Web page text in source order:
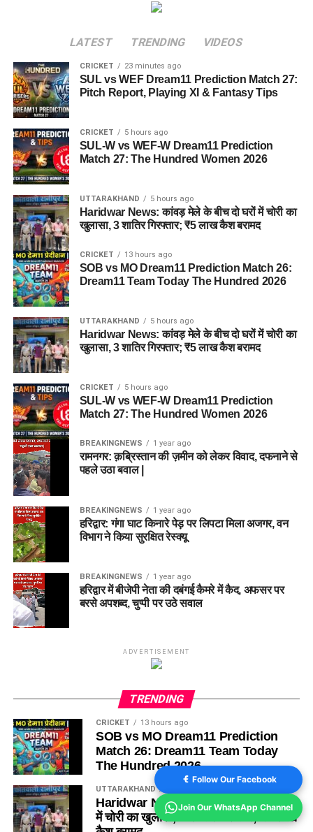
LATEST TRENDING VIDEOS
CRICKET 23 minutes ago
SUL vs WEF Dream11 Prediction Match 27:
Pitch Report, Playing XI & Fantasy Tips
CRICKET 5 hours ago
SUL-W vs WEF-W Dream11 Prediction
Match 27: The Hundred Women 2026
UTTARAKHAND 5 hours ago
Haridwar News: कांवड़ मेले के बीच दो घरों में चोरी का
खुलासा, 3 शातिर गिरफ्तार; ₹5 लाख कैश बरामद
CRICKET 13 hours ago
SOB vs MO Dream11 Prediction Match 26:
Dream11 Team Today The Hundred 2026
UTTARAKHAND 5 hours ago
Haridwar News: कांवड़ मेले के बीच दो घरों में चोरी का
खुलासा, 3 शातिर गिरफ्तार; ₹5 लाख कैश बरामद
CRICKET 5 hours ago
SUL-W vs WEF-W Dream11 Prediction
Match 27: The Hundred Women 2026
BREAKINGNEWS 1 year ago
रामनगर: क़ब्रिस्तान की ज़मीन को लेकर विवाद, दफनाने से
पहले उठा बवाल |
BREAKINGNEWS 1 year ago
हरिद्वार: गंगा घाट किनारे पेड़ पर लिपटा मिला अजगर, वन
विभाग ने किया सुरक्षित रेस्क्यू
BREAKINGNEWS 1 year ago
हरिद्वार में बीजेपी नेता की दबंगई कैमरे में कैद, अफसर पर
बरसे अपशब्द, चुप्पी पर उठे सवाल
ADVERTISEMENT
TRENDING
CRICKET 13 hours ago
SOB vs MO Dream11 Prediction
Match 26: Dream11 Team Today
The Hundred 2026
UTTARAKHAND
Haridwar News: कांवड़ मेले के बीच दो घरों
में चोरी का खुलासा, 3 शातिर गिरफ्तार; ₹5 लाख
Follow Our Facebook
Join Our WhatsApp Channel